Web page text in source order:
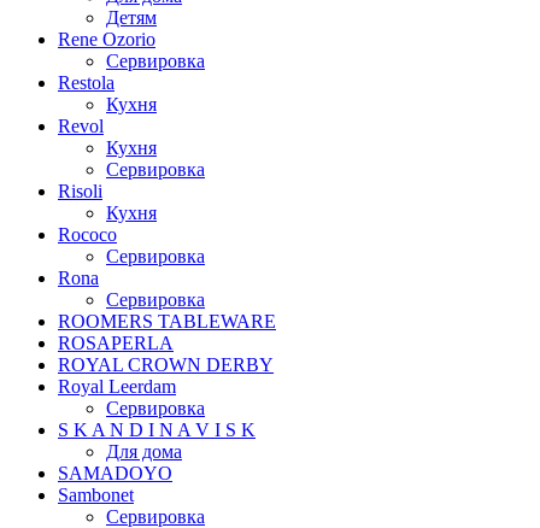
Детям
Rene Ozorio
Сервировка
Restola
Кухня
Revol
Кухня
Сервировка
Risoli
Кухня
Rococo
Сервировка
Rona
Сервировка
ROOMERS TABLEWARE
ROSAPERLA
ROYAL CROWN DERBY
Royal Leerdam
Сервировка
S K A N D I N A V I S K
Для дома
SAMADOYO
Sambonet
Сервировка